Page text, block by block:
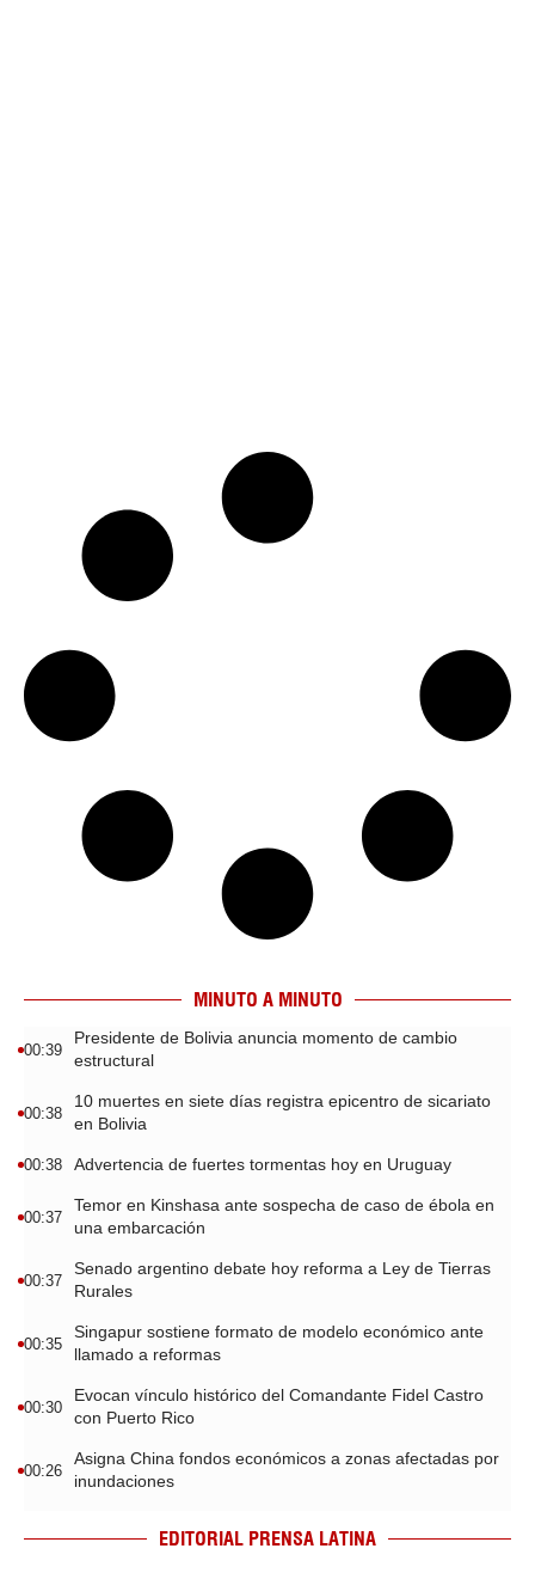
MINUTO A MINUTO
00:39
Presidente de Bolivia anuncia momento de cambio
estructural
00:38
10 muertes en siete días registra epicentro de sicariato
en Bolivia
00:38 Advertencia de fuertes tormentas hoy en Uruguay
00:37
Temor en Kinshasa ante sospecha de caso de ébola en
una embarcación
00:37
Senado argentino debate hoy reforma a Ley de Tierras
Rurales
00:35
Singapur sostiene formato de modelo económico ante
llamado a reformas
00:30
Evocan vínculo histórico del Comandante Fidel Castro
con Puerto Rico
00:26
Asigna China fondos económicos a zonas afectadas por
inundaciones
EDITORIAL PRENSA LATINA